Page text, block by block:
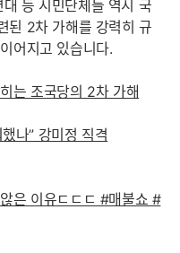
등 시민단체들 역시 국
된 2차 가해를 강력히 규
어지고 있습니다.
는 조국당의 2차 가해
나” 강미정 직격
은 이유ㄷㄷㄷ #매불쇼 #